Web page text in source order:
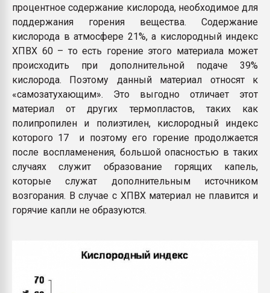
процентное содержание кислорода, необходимое для
поддержания горения вещества. Содержание
кислорода в атмосфере 21%, а кислородный индекс
ХПВХ 60 – то есть горение этого материала может
происходить при дополнительной подаче 39%
кислорода. Поэтому данный материал относят к
«самозатухающим». Это выгодно отличает этот
материал от других термопластов, таких как
полипропилен и полиэтилен, кислородный индекс
которого 17 и поэтому его горение продолжается
после воспламенения, большой опасностью в таких
случаях служит образование горящих капель,
которые служат дополнительным источником
возгорания. В случае с ХПВХ материал не плавится и
горячие капли не образуются.